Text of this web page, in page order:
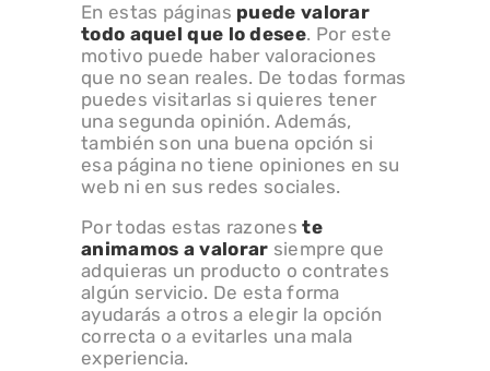
En estas páginas puede valorar
todo aquel que lo desee. Por este
motivo puede haber valoraciones
que no sean reales. De todas formas
puedes visitarlas si quieres tener
una segunda opinión. Además,
también son una buena opción si
esa página no tiene opiniones en su
web ni en sus redes sociales.
Por todas estas razoneste
animamos a valorar siempre que
adquieras un producto o contrates
algún servicio. De esta forma
ayudarás a otros a elegir la opción
correcta o a evitarles una mala
experiencia.